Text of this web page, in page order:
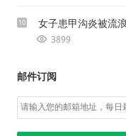
10 女子患甲沟炎被流
3899
邮件订阅